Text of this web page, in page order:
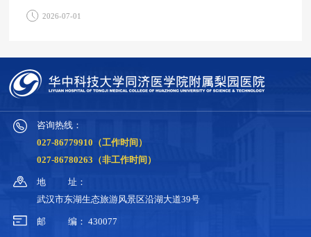
2026-07-01
咨询热线：
027-86779910（工作时间）
027-86780263（非工作时间）
地
址：
武汉市东湖生态旅游风景区沿湖大道39号
邮 编： 430077